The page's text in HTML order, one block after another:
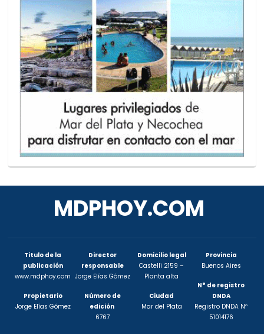
MDPHOY.COM
Titulo de la
publicación
www.mdphoy.com
Propietario
Jorge Elías Gómez
Director
responsable
Jorge Elías Gómez
Número de
edición
6767
Domicilio legal
Castelli 2159 –
Planta alta
Ciudad
Mar del Plata
Provincia
Buenos Aires
N° de registro
DNDA
Registro DNDA Nº
51014176